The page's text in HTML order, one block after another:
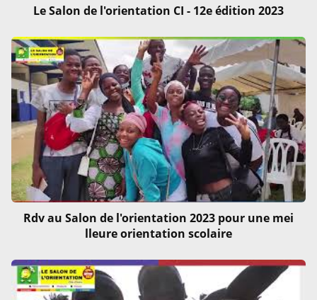
Le Salon de l'orientation CI - 12e édition 2023
Rdv au Salon de l'orientation 2023 pour une mei
lleure orientation scolaire